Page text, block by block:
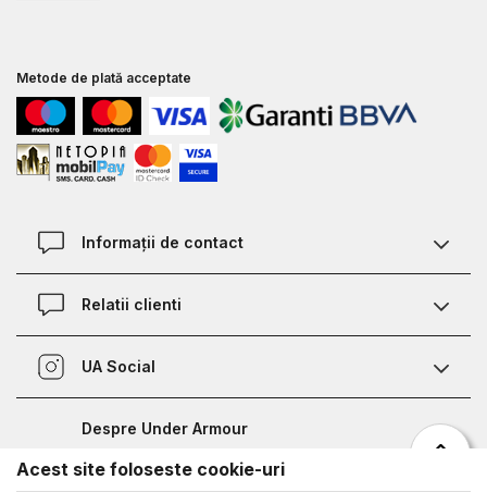
Metode de plată acceptate
Informații de contact
Contact
Defineste marimea
Nota de informare prelucrare date competitii sportive
Relatii clienti
Termeni si conditii
Certificat garantie incaltaminte
UA Social
Despre Under Armour
Despre noi
Acest site foloseste cookie-uri